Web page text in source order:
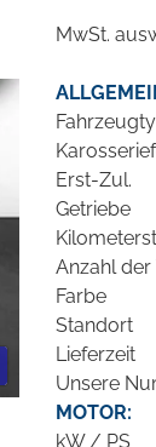
MwSt.
Erst-Zul.
Getriebe
Anzahl der
Farbe
Standort
Lieferzeit
Unsere
MOTOR:
kW / PS